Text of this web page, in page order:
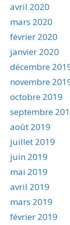
avril 2020
mars 2020
février 2020
janvier 2020
décembre
novembre
octobre 2019
septembre
août 2019
juillet 2019
juin 2019
mai 2019
avril 2019
mars 2019
février 2019